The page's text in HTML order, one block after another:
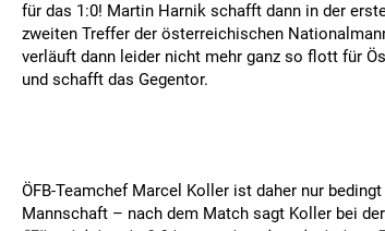
für das 1:0! Martin Harnik schafft dann in der
zweiten Treffer der österreichischen
verläuft dann leider nicht mehr ganz so flott für
und schafft das Gegentor.
ÖFB-Teamchef Marcel Koller ist daher nur
Mannschaft – nach dem Match sagt Koller bei